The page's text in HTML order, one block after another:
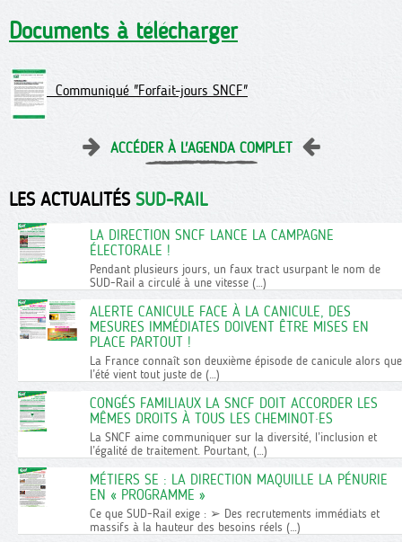
Documents à télécharger
Communiqué "Forfait-jours SNCF"
ACCÉDER À L'AGENDA COMPLET
LES ACTUALITÉS SUD-RAIL
LA DIRECTION SNCF LANCE LA CAMPAGNE
ÉLECTORALE !
Pendant plusieurs jours, un faux tract usurpant le nom de
SUD-Rail a circulé à une vitesse (…)
ALERTE CANICULE FACE À LA CANICULE, DES
MESURES IMMÉDIATES DOIVENT ÊTRE MISES EN
PLACE PARTOUT !
La France connaît son deuxième épisode de canicule alors que
l’été vient tout juste de (…)
CONGÉS FAMILIAUX LA SNCF DOIT ACCORDER LES
MÊMES DROITS À TOUS LES CHEMINOT·ES
La SNCF aime communiquer sur la diversité, l’inclusion et
l’égalité de traitement. Pourtant, (…)
MÉTIERS SE : LA DIRECTION MAQUILLE LA PÉNURIE
EN « PROGRAMME »
Ce que SUD-Rail exige : ➢ Des recrutements immédiats et
massifs à la hauteur des besoins réels (…)